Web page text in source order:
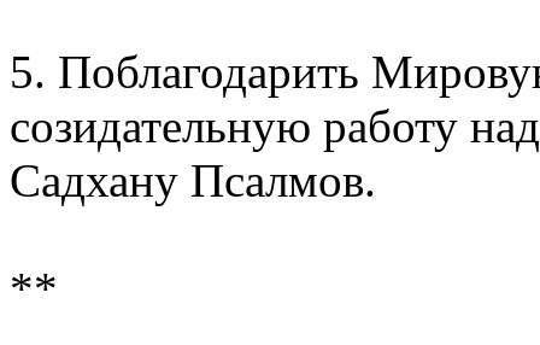
5. Поблагодарить
созидательную работу
Садхану Псалмов.
**